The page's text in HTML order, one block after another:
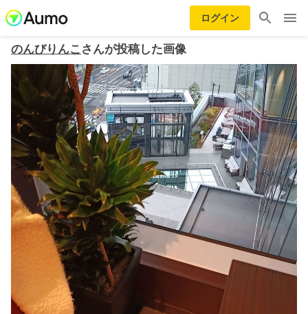
ログイン
のんびりんこ さんが投稿した画像